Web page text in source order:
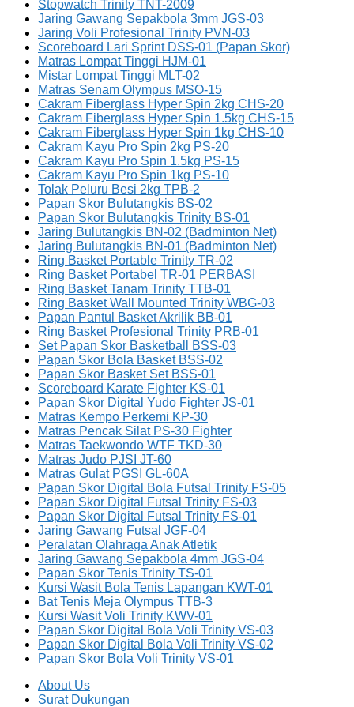
Stopwatch Trinity TNT-2009
Jaring Gawang Sepakbola 3mm JGS-03
Jaring Voli Profesional Trinity PVN-03
Scoreboard Lari Sprint DSS-01 (Papan Skor)
Matras Lompat Tinggi HJM-01
Mistar Lompat Tinggi MLT-02
Matras Senam Olympus MSO-15
Cakram Fiberglass Hyper Spin 2kg CHS-20
Cakram Fiberglass Hyper Spin 1.5kg CHS-15
Cakram Fiberglass Hyper Spin 1kg CHS-10
Cakram Kayu Pro Spin 2kg PS-20
Cakram Kayu Pro Spin 1.5kg PS-15
Cakram Kayu Pro Spin 1kg PS-10
Tolak Peluru Besi 2kg TPB-2
Papan Skor Bulutangkis BS-02
Papan Skor Bulutangkis Trinity BS-01
Jaring Bulutangkis BN-02 (Badminton Net)
Jaring Bulutangkis BN-01 (Badminton Net)
Ring Basket Portable Trinity TR-02
Ring Basket Portabel TR-01 PERBASI
Ring Basket Tanam Trinity TTB-01
Ring Basket Wall Mounted Trinity WBG-03
Papan Pantul Basket Akrilik BB-01
Ring Basket Profesional Trinity PRB-01
Set Papan Skor Basketball BSS-03
Papan Skor Bola Basket BSS-02
Papan Skor Basket Set BSS-01
Scoreboard Karate Fighter KS-01
Papan Skor Digital Yudo Fighter JS-01
Matras Kempo Perkemi KP-30
Matras Pencak Silat PS-30 Fighter
Matras Taekwondo WTF TKD-30
Matras Judo PJSI JT-60
Matras Gulat PGSI GL-60A
Papan Skor Digital Bola Futsal Trinity FS-05
Papan Skor Digital Futsal Trinity FS-03
Papan Skor Digital Futsal Trinity FS-01
Jaring Gawang Futsal JGF-04
Peralatan Olahraga Anak Atletik
Jaring Gawang Sepakbola 4mm JGS-04
Papan Skor Tenis Trinity TS-01
Kursi Wasit Bola Tenis Lapangan KWT-01
Bat Tenis Meja Olympus TTB-3
Kursi Wasit Voli Trinity KWV-01
Papan Skor Digital Bola Voli Trinity VS-03
Papan Skor Digital Bola Voli Trinity VS-02
Papan Skor Bola Voli Trinity VS-01
About Us
Surat Dukungan